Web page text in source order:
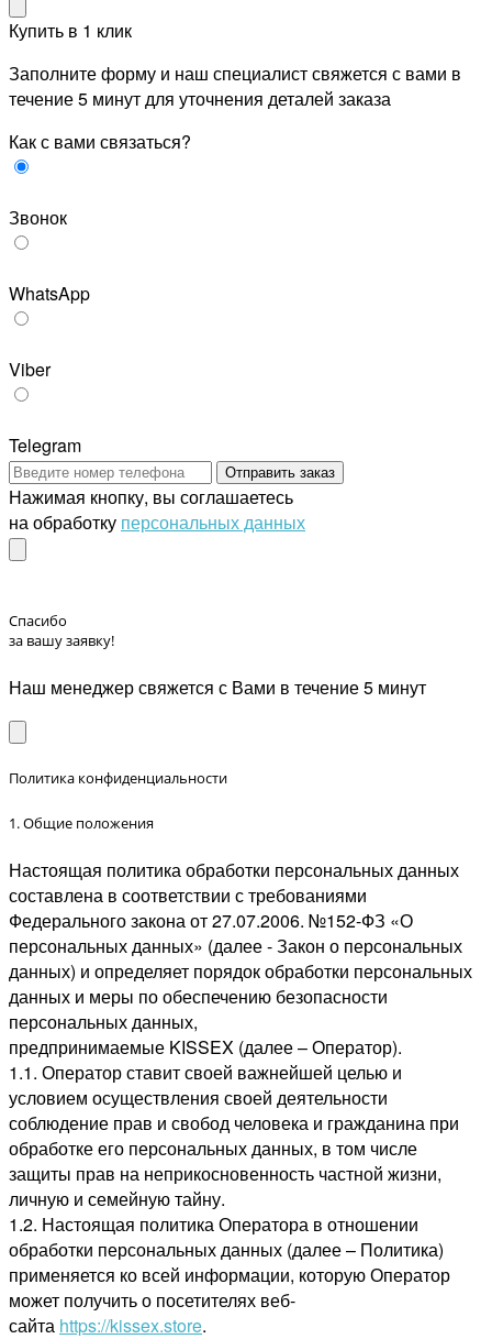
Купить в 1 клик
Заполните форму и наш специалист свяжется с вами в
течение 5 минут для уточнения деталей заказа
Как с вами связаться?
Звонок
WhatsApp
Viber
Telegram
Отправить заказ
Нажимая кнопку, вы соглашаетесь
на обработку персональных данных
Спасибо
за вашу заявку!
Наш менеджер свяжется с Вами в течение 5 минут
Политика конфиденциальности
1. Общие положения
Настоящая политика обработки персональных данных
составлена в соответствии с требованиями
Федерального закона от 27.07.2006. №152-ФЗ «О
персональных данных» (далее - Закон о персональных
данных) и определяет порядок обработки персональных
данных и меры по обеспечению безопасности
персональных данных,
предпринимаемые KISSEX (далее – Оператор).
1.1. Оператор ставит своей важнейшей целью и
условием осуществления своей деятельности
соблюдение прав и свобод человека и гражданина при
обработке его персональных данных, в том числе
защиты прав на неприкосновенность частной жизни,
личную и семейную тайну.
1.2. Настоящая политика Оператора в отношении
обработки персональных данных (далее – Политика)
применяется ко всей информации, которую Оператор
может получить о посетителях веб-
сайта https://kissex.store.